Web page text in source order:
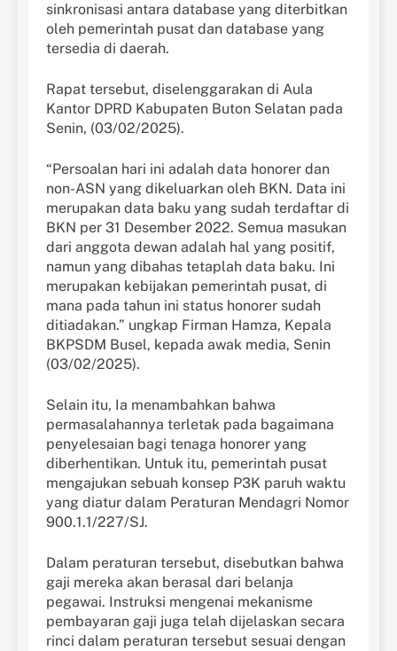
sinkronisasi antara database yang diterbitkan
oleh pemerintah pusat dan database yang
tersedia di daerah.
Rapat tersebut, diselenggarakan di Aula
Kantor DPRD Kabupaten Buton Selatan pada
Senin, (03/02/2025).
“Persoalan hari ini adalah data honorer dan
non-ASN yang dikeluarkan oleh BKN. Data ini
merupakan data baku yang sudah terdaftar di
BKN per 31 Desember 2022. Semua masukan
dari anggota dewan adalah hal yang positif,
namun yang dibahas tetaplah data baku. Ini
merupakan kebijakan pemerintah pusat, di
mana pada tahun ini status honorer sudah
ditiadakan.” ungkap Firman Hamza, Kepala
BKPSDM Busel, kepada awak media, Senin
(03/02/2025).
Selain itu, Ia menambahkan bahwa
permasalahannya terletak pada bagaimana
penyelesaian bagi tenaga honorer yang
diberhentikan. Untuk itu, pemerintah pusat
mengajukan sebuah konsep P3K paruh waktu
yang diatur dalam Peraturan Mendagri Nomor
900.1.1/227/SJ.
Dalam peraturan tersebut, disebutkan bahwa
gaji mereka akan berasal dari belanja
pegawai. Instruksi mengenai mekanisme
pembayaran gaji juga telah dijelaskan secara
rinci dalam peraturan tersebut sesuai dengan